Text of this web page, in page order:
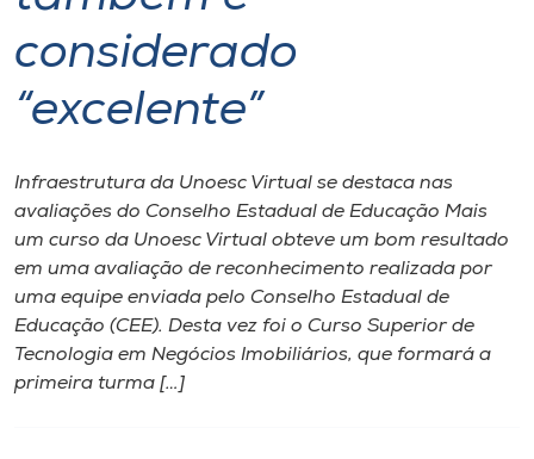
Portal de Ensino
Internacionalização
I.nova
Diplomados
considerado
“excelente”
Infraestrutura da Unoesc Virtual se destaca nas
avaliações do Conselho Estadual de Educação Mais
um curso da Unoesc Virtual obteve um bom resultado
em uma avaliação de reconhecimento realizada por
uma equipe enviada pelo Conselho Estadual de
Educação (CEE). Desta vez foi o Curso Superior de
Tecnologia em Negócios Imobiliários, que formará a
primeira turma […]